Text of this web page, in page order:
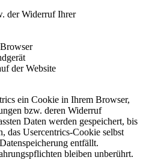
der Widerruf Ihrer
der Website
ein Cookie in Ihrem Browser,
bzw. deren Widerruf
Daten werden gespeichert, bis
das Usercentrics-Cookie selbst
entfällt.
bleiben unberührt.